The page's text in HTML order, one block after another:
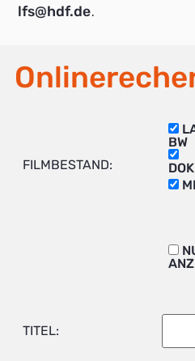
lfs@hdf.de.
FILMBESTAND:
BW
TITEL: